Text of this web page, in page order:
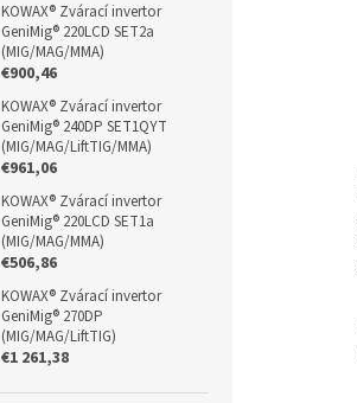
KOWAX® Zvárací invertor
GeniMig® 220LCD SET2a
(MIG/MAG/MMA)
€900,46
KOWAX® Zvárací invertor
GeniMig® 240DP SET1QYT
(MIG/MAG/LiftTIG/MMA)
€961,06
KOWAX® Zvárací invertor
GeniMig® 220LCD SET1a
(MIG/MAG/MMA)
€506,86
KOWAX® Zvárací invertor
GeniMig® 270DP
(MIG/MAG/LiftTIG)
€1 261,38